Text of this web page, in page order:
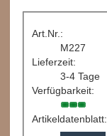
Art.Nr.:
M227
Lieferzeit:
3-4 Tage
Verfügbarkeit:
Artikeldatenblatt: